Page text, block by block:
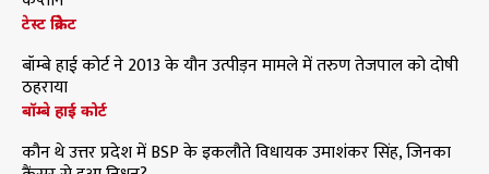
टेस्ट क्रिकेट
बॉम्बे हाई कोर्ट ने 2013 के यौन उत्पीड़न मामले में तरुण तेजपाल को दोषी
ठहराया
बॉम्बे हाई कोर्ट
कौन थे उत्तर प्रदेश में BSP के इकलौते विधायक उमाशंकर सिंह, जिनका